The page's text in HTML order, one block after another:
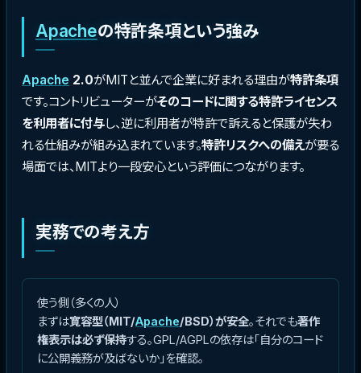
Apacheの特許条項という強み
Apache 2.0がMITと並んで企業に好まれる理由が特許条項
です。コントリビューターがそのコードに関する特許ライセンス
を利用者に付与し、逆に利用者が特許で訴えると保護が失わ
れる仕組みが組み込まれています。特許リスクへの備えが要る
場面では、MITより一段安心という評価につながります。
実務での考え方
使う側（多くの人）
まずは寛容型（MIT/Apache/BSD）が安全。それでも著作
権表示は必ず保持する。GPL/AGPLの依存は「自分のコード
に公開義務が及ばないか」を確認。